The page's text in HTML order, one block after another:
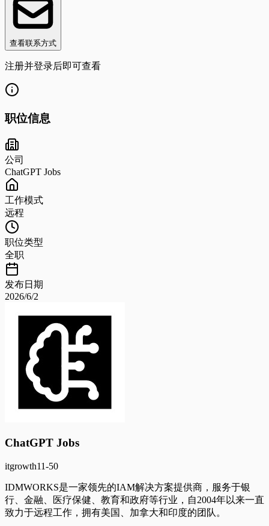
查看联系方式
注册并登录后即可查看
职位信息
公司
ChatGPT Jobs
工作模式
远程
职位类型
全职
发布日期
2026/6/2
ChatGPT Jobs
itgrowth11-50
IDMWORKS是一家领先的IAM解决方案提供商，服务于银
行、金融、医疗保健、教育和政府等行业，自2004年以来一直
致力于远程工作，拥有美国、加拿大和印度的团队。